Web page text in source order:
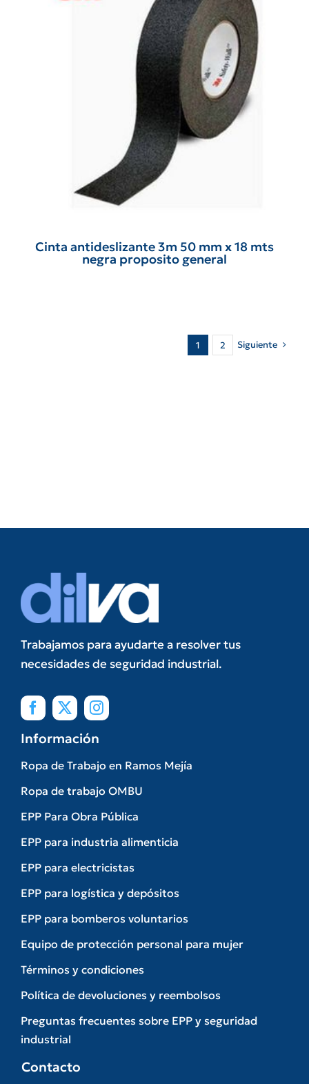
Cinta antideslizante 3m 50 mm x 18 mts
negra proposito general
1 2 Siguiente
Trabajamos para ayudarte a resolver tus
necesidades de seguridad industrial.
Información
Ropa de Trabajo en Ramos Mejía
Ropa de trabajo OMBU
EPP Para Obra Pública
EPP para industria alimenticia
EPP para electricistas
EPP para logística y depósitos
EPP para bomberos voluntarios
Equipo de protección personal para mujer
Términos y condiciones
Política de devoluciones y reembolsos
Preguntas frecuentes sobre EPP y seguridad
industrial
Contacto